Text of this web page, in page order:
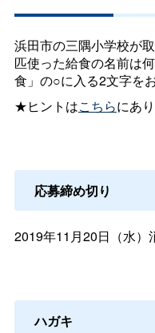
浜田市の三隅小学校が
匹使った給食の名前は
食」の○に入る2文字を
★ヒントはこちらにあり
応募締め切り
2019年11月20日（水）
ハガキ